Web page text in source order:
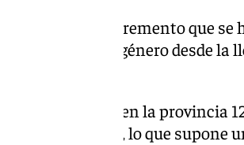
referido «al incremento que
la violencia de género desde la
registrados en la provincia
18.000 víctimas, lo que supone